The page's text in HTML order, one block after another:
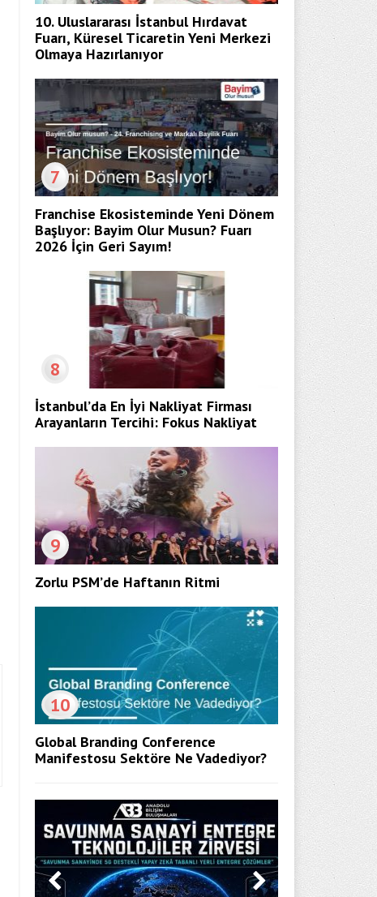
10. Uluslararası İstanbul Hırdavat
Fuarı, Küresel Ticaretin Yeni Merkezi
Olmaya Hazırlanıyor
7
Franchise Ekosisteminde Yeni Dönem
Başlıyor: Bayim Olur Musun? Fuarı
2026 İçin Geri Sayım!
8
İstanbul’da En İyi Nakliyat Firması
Arayanların Tercihi: Fokus Nakliyat
9
Zorlu PSM’de Haftanın Ritmi
10
Global Branding Conference
Manifestosu Sektöre Ne Vadediyor?